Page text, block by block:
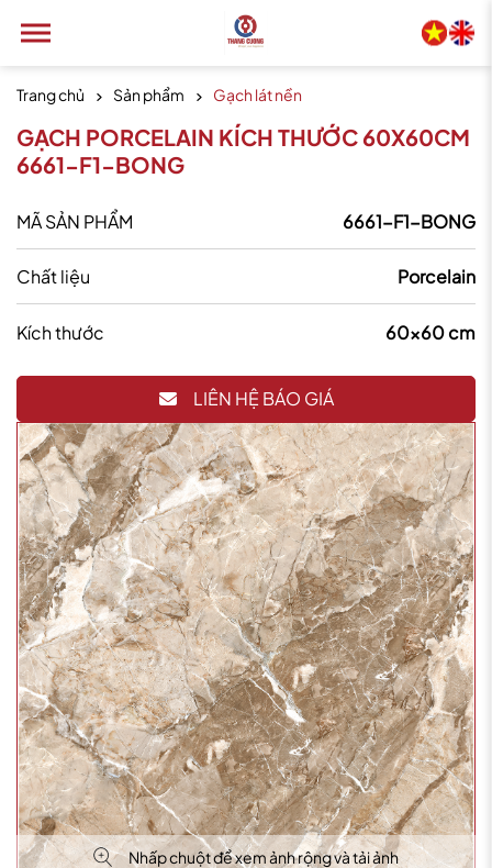
Trang chủ Sản phẩm Gạch lát nền
Nhấp chuột để xem ảnh rộng và tải ảnh
GẠCH PORCELAIN KÍCH THƯỚC 60X60CM
6661-F1-BONG
MÃ SẢN PHẨM 6661-F1-BONG
Chất liệu Porcelain
Kích thước 60x60 cm
LIÊN HỆ BÁO GIÁ